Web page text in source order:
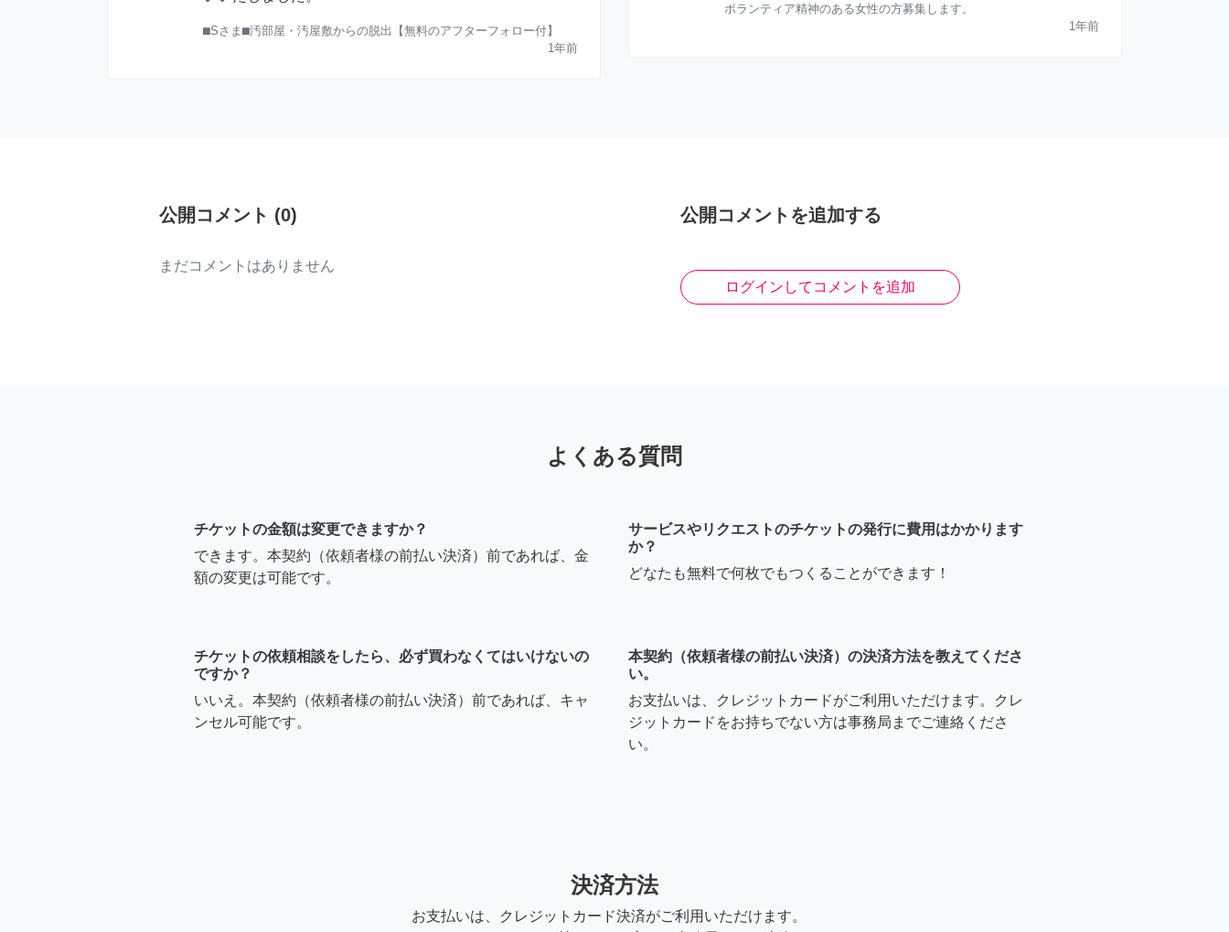
⬛︎Sさま⬛︎汚部屋・汚屋敷からの脱出【無料のアフターフォロー付】
1年前
ボランティア精神のある女性の方募集します。
1年前
公開コメント (0)
まだコメントはありません
公開コメントを追加する
ログインしてコメントを追加
よくある質問
チケットの金額は変更できますか？
できます。本契約（依頼者様の前払い決済）前であれば、金
額の変更は可能です。
サービスやリクエストのチケットの発行に費用はかかります
か？
どなたも無料で何枚でもつくることができます！
チケットの依頼相談をしたら、必ず買わなくてはいけないの
ですか？
いいえ。本契約（依頼者様の前払い決済）前であれば、キャ
ンセル可能です。
本契約（依頼者様の前払い決済）の決済方法を教えてくださ
い。
お支払いは、クレジットカードがご利用いただけます。クレ
ジットカードをお持ちでない方は事務局までご連絡くださ
い。
決済方法
お支払いは、クレジットカード決済がご利用いただけます。